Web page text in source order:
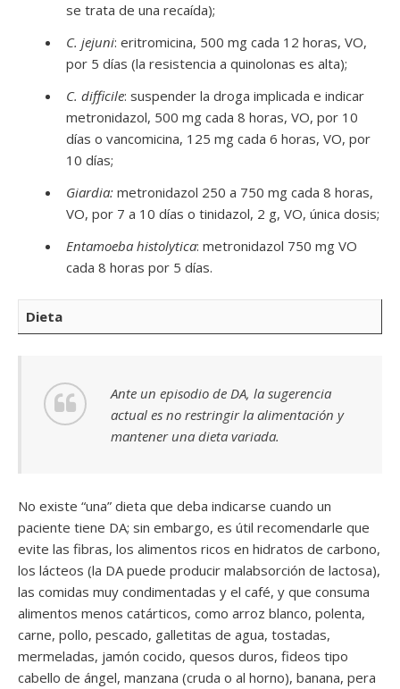
se trata de una recaída);
C. jejuni: eritromicina, 500 mg cada 12 horas, VO,
por 5 días (la resistencia a quinolonas es alta);
C. difficile: suspender la droga implicada e indicar
metronidazol, 500 mg cada 8 horas, VO, por 10
días o vancomicina, 125 mg cada 6 horas, VO, por
10 días;
Giardia: metronidazol 250 a 750 mg cada 8 horas,
VO, por 7 a 10 días o tinidazol, 2 g, VO, única dosis;
Entamoeba histolytica: metronidazol 750 mg VO
cada 8 horas por 5 días.
Dieta
Ante un episodio de DA, la sugerencia
actual es no restringir la alimentación y
mantener una dieta variada.
No existe “una” dieta que deba indicarse cuando un
paciente tiene DA; sin embargo, es útil recomendarle que
evite las fibras, los alimentos ricos en hidratos de carbono,
los lácteos (la DA puede producir malabsorción de lactosa),
las comidas muy condimentadas y el café, y que consuma
alimentos menos catárticos, como arroz blanco, polenta,
carne, pollo, pescado, galletitas de agua, tostadas,
mermeladas, jamón cocido, quesos duros, fideos tipo
cabello de ángel, manzana (cruda o al horno), banana, pera